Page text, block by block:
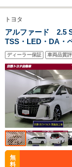
トヨタ
アルファード 2.5
TSS・LED・DA・
ディーラー保証 車両品質
無
料